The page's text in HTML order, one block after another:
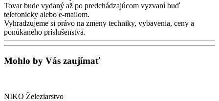
Tovar bude vydaný až po predchádzajúcom vyzvaní buď
telefonicky alebo e-mailom.
Vyhradzujeme si právo na zmeny techniky, vybavenia, ceny a
ponúkaného príslušenstva.
Mohlo by Vás zaujímať
NIKO Železiarstvo